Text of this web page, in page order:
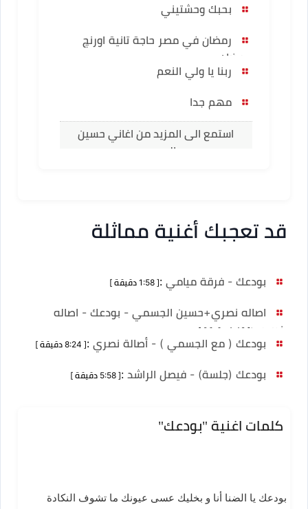
بحبك وحشتيني
رمضان في مصر حاجة تانية اورنچ
رمضان
ربنا يا ولي النعم
مهم جدا
استمع الى المزيد من اغاني حسين
الجسمي
قد تعجبك أغنية مماثلة
بودعك - فرقة ميامي :[ 1:58 دقيقة ]
اصاله نصري+حسين الجسمي - بودعك - اصاله
نصري :[ 4:42 دقيقة ]
بودعك ( مع الجسمي ) - أصالة نصري :[ 8:24 دقيقة ]
بودعك (جلسة) - فيصل الراشد :[ 5:58 دقيقة ]
كلمات اغنية "بودعك"
بودعك يا الضنا أنا و بخليك عسى عيونك ما تشوف النكادة